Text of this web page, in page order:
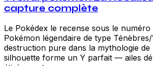
capture complète
Le Pokédex le recense sous le numéro
Pokémon légendaire de type
destruction pure dans la mythologie de
silhouette forme un Y parfait — ailes